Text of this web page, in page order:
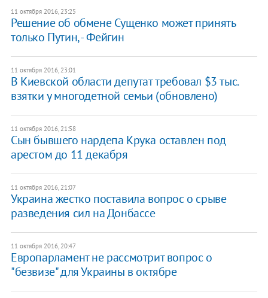
11 октября 2016, 23:25
Решение об обмене Сущенко может принять
только Путин, - Фейгин
11 октября 2016, 23:01
В Киевской области депутат требовал $3 тыс.
взятки у многодетной семьи (обновлено)
11 октября 2016, 21:58
Сын бывшего нардепа Крука оставлен под
арестом до 11 декабря
11 октября 2016, 21:07
Украина жестко поставила вопрос о срыве
разведения сил на Донбассе
11 октября 2016, 20:47
Европарламент не рассмотрит вопрос о
"безвизе" для Украины в октябре